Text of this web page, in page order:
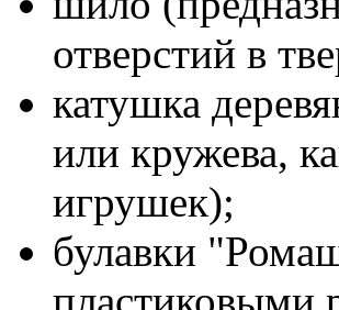
отверстий в
катушка
или кружева,
игрушек);
булавки
пластиковыми